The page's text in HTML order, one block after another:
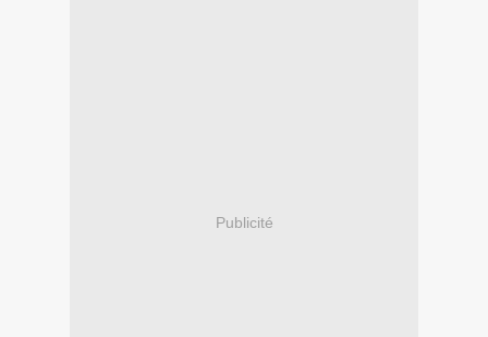
Publicité